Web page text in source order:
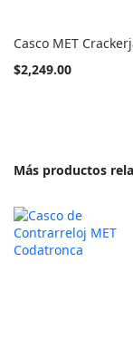
Casco MET
Tan
$2,249.00
Más productos